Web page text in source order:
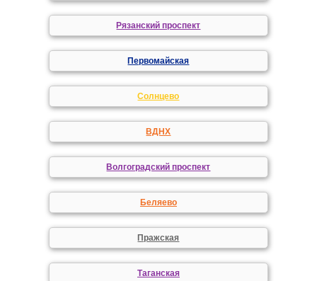
Рязанский проспект
Первомайская
Солнцево
ВДНХ
Волгоградский проспект
Беляево
Пражская
Таганская